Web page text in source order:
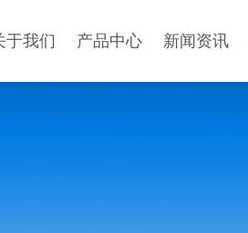
于我们 产品中心 新闻资讯